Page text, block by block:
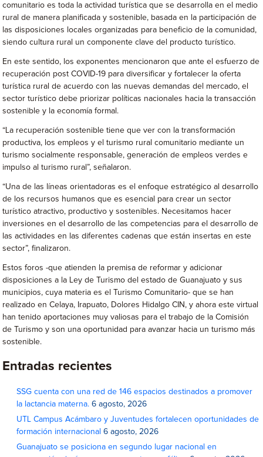
comunitario es toda la actividad turística que se desarrolla en el medio
rural de manera planificada y sostenible, basada en la participación de
las disposiciones locales organizadas para beneficio de la comunidad,
siendo cultura rural un componente clave del producto turístico.
En este sentido, los exponentes mencionaron que ante el esfuerzo de
recuperación post COVID-19 para diversificar y fortalecer la oferta
turística rural de acuerdo con las nuevas demandas del mercado, el
sector turístico debe priorizar políticas nacionales hacia la transacción
sostenible y la economía formal.
“La recuperación sostenible tiene que ver con la transformación
productiva, los empleos y el turismo rural comunitario mediante un
turismo socialmente responsable, generación de empleos verdes e
impulso al turismo rural”, señalaron.
“Una de las líneas orientadoras es el enfoque estratégico al desarrollo
de los recursos humanos que es esencial para crear un sector
turístico atractivo, productivo y sostenibles. Necesitamos hacer
inversiones en el desarrollo de las competencias para el desarrollo de
las actividades en las diferentes cadenas que están insertas en este
sector”, finalizaron.
Estos foros -que atienden la premisa de reformar y adicionar
disposiciones a la Ley de Turismo del estado de Guanajuato y sus
municipios, cuya materia es el Turismo Comunitario- que se han
realizado en Celaya, Irapuato, Dolores Hidalgo CIN, y ahora este virtual
han tenido aportaciones muy valiosas para el trabajo de la Comisión
de Turismo y son una oportunidad para avanzar hacia un turismo más
sostenible.
Entradas recientes
SSG cuenta con una red de 146 espacios destinados a promover
la lactancia materna. 6 agosto, 2026
UTL Campus Acámbaro y Juventudes fortalecen oportunidades de
formación internacional 6 agosto, 2026
Guanajuato se posiciona en segundo lugar nacional en